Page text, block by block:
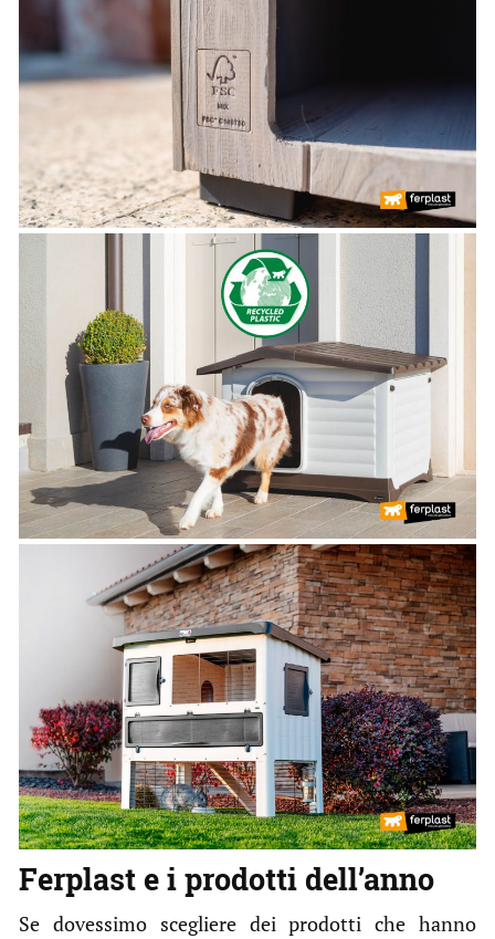
Ferplast e i prodotti dell’anno
Se dovessimo scegliere dei prodotti che hanno